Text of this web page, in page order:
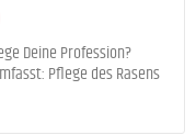
Deine Profession?
Pflege des Rasens